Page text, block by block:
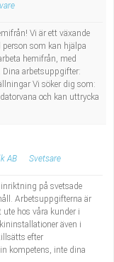
Vi är ett växande
person som kan hjälpa
hemifrån, med
Dina arbetsuppgifter:
Vi söker dig som:
och kan uttrycka
AB Svetsare
på svetsade
Arbetsuppgifterna är
hos våra kunder i
även i
efter
kompetens, inte dina